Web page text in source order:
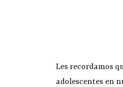
Les recordamos
adolescentes en